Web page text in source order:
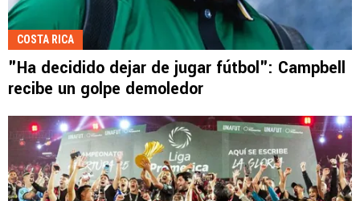
COSTA RICA
"Ha decidido dejar de jugar fútbol": Campbell
recibe un golpe demoledor